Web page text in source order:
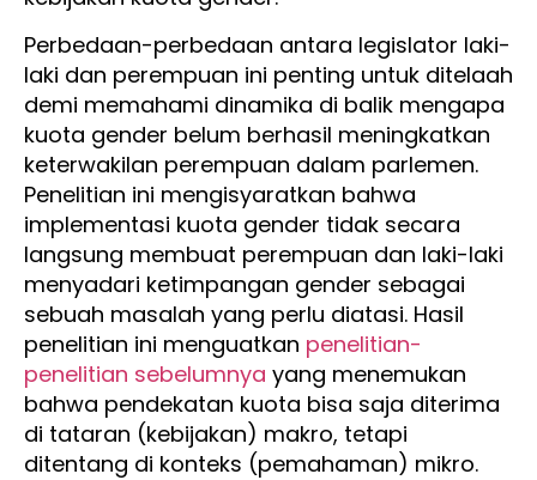
Perbedaan-perbedaan antara legislator laki-
laki dan perempuan ini penting untuk ditelaah
demi memahami dinamika di balik mengapa
kuota gender belum berhasil meningkatkan
keterwakilan perempuan dalam parlemen.
Penelitian ini mengisyaratkan bahwa
implementasi kuota gender tidak secara
langsung membuat perempuan dan laki-laki
menyadari ketimpangan gender sebagai
sebuah masalah yang perlu diatasi. Hasil
penelitian ini menguatkan penelitian-
penelitian sebelumnya yang menemukan
bahwa pendekatan kuota bisa saja diterima
di tataran (kebijakan) makro, tetapi
ditentang di konteks (pemahaman) mikro.